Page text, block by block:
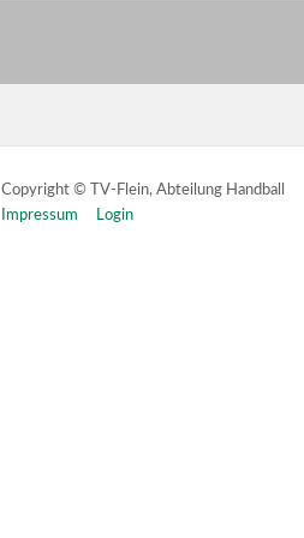
Copyright © TV-Flein, Abteilung Handball
Impressum
Login